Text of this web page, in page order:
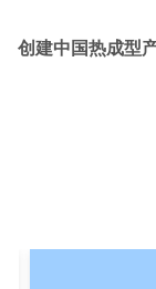
创建中国热成型